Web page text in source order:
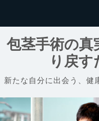
包茎手術の真
り戻す
新たな自分に出会う、健